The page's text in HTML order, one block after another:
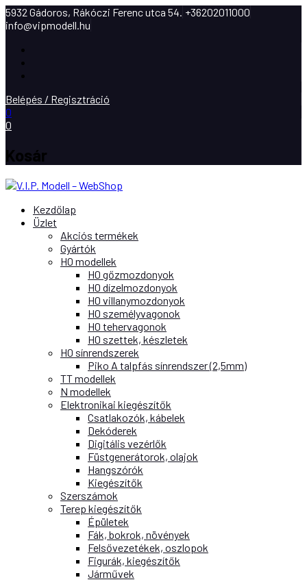
5932 Gádoros, Rákóczi Ferenc utca 54. +36202011000
info@vipmodell.hu
Belépés / Regisztráció
0
0
Kosár
Kezdőlap
Üzlet
Akciós termékek
Gyártók
H0 modellek
H0 gőzmozdonyok
H0 dízelmozdonyok
H0 villanymozdonyok
H0 személyvagonok
H0 tehervagonok
H0 szettek, készletek
H0 sínrendszerek
Piko A talpfás sínrendszer (2,5mm)
TT modellek
N modellek
Elektronikai kiegészítők
Csatlakozók, kábelek
Dekóderek
Digitális vezérlők
Füstgenerátorok, olajok
Hangszórók
Kiegészítők
Szerszámok
Terep kiegészítők
Épületek
Fák, bokrok, növények
Felsővezetékek, oszlopok
Figurák, kiegészítők
Járművek